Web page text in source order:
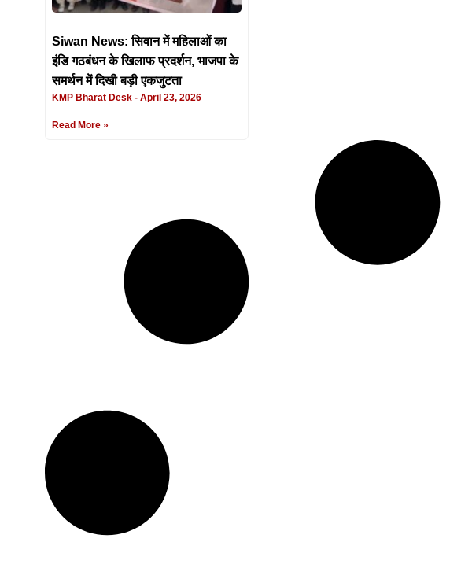
Siwan News: सिवान में महिलाओं का
इंडि गठबंधन के खिलाफ प्रदर्शन, भाजपा के
समर्थन में दिखी बड़ी एकजुटता
KMP Bharat Desk April 23, 2026
Read More »